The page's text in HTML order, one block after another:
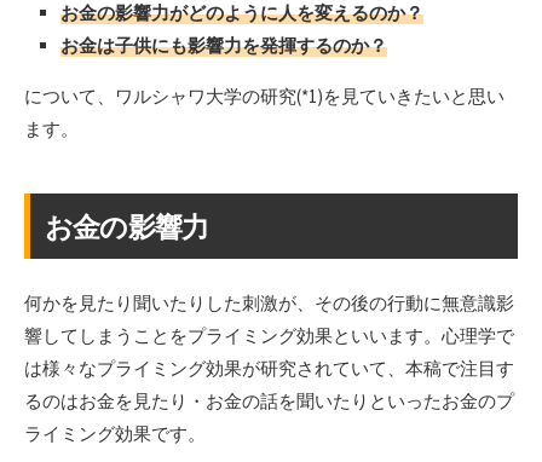
お金の影響力がどのように人を変えるのか？
お金は子供にも影響力を発揮するのか？
について、ワルシャワ大学の研究(*1)を見ていきたいと思い
ます。
お金の影響力
何かを見たり聞いたりした刺激が、その後の行動に無意識影
響してしまうことをプライミング効果といいます。心理学で
は様々なプライミング効果が研究されていて、本稿で注目す
るのはお金を見たり・お金の話を聞いたりといったお金のプ
ライミング効果です。